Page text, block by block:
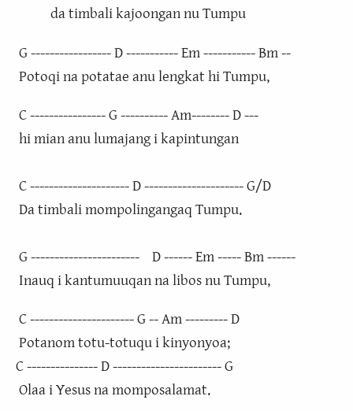
da timbali kajoongan nu Tumpu
G ----------------- D ----------- Em ----------- Bm --
Potoqi na potatae anu lengkat hi Tumpu,
C ---------------- G ---------- Am-------- D ---
hi mian anu lumajang i kapintungan
C --------------------- D --------------------- G/D
Da timbali mompolingangaq Tumpu.
G ----------------------- D ------ Em ----- Bm ------
Inauq i kantumuuqan na libos nu Tumpu,
C ---------------------- G -- Am --------- D
Potanom totu-totuqu i kinyonyoa;
C --------------- D ----------------------- G
Olaa i Yesus na momposalamat.